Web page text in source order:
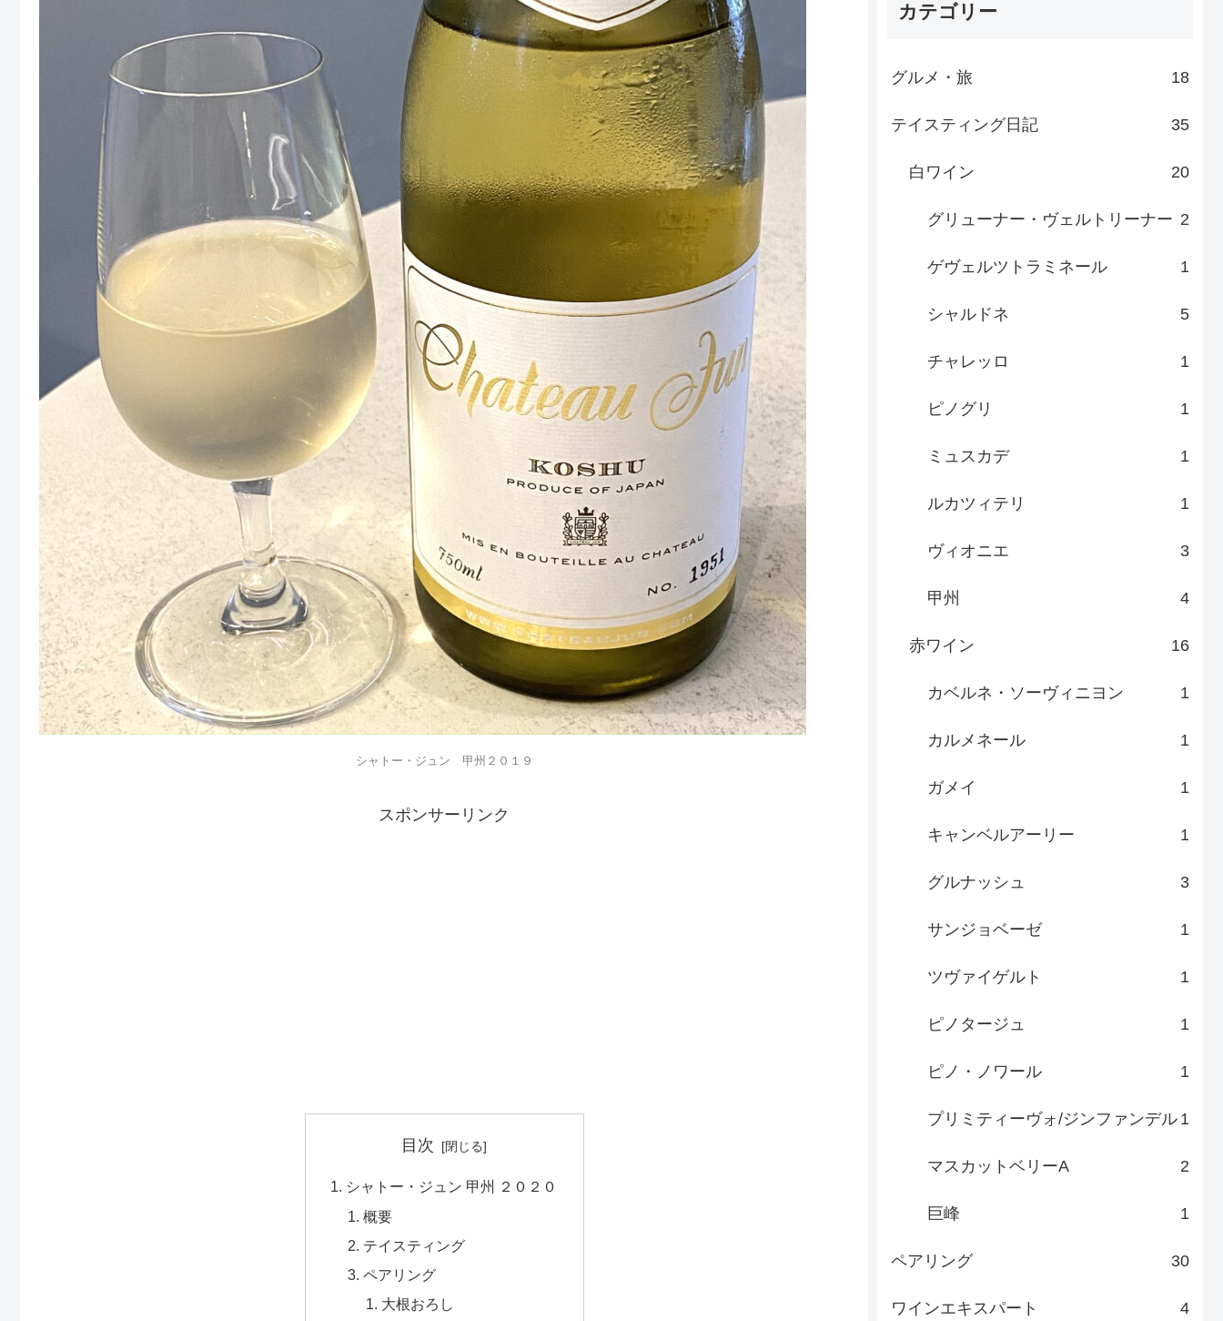
シャトー・ジュン 甲州２０１９
スポンサーリンク
目次
シャトー・ジュン 甲州 ２０２０
概要
テイスティング
ペアリング
大根おろし
カテゴリー
グルメ・旅 18
テイスティング日記 35
白ワイン 20
グリューナー・ヴェルトリーナー 2
ゲヴェルツトラミネール 1
シャルドネ 5
チャレッロ 1
ピノグリ 1
ミュスカデ 1
ルカツィテリ 1
ヴィオニエ 3
甲州 4
赤ワイン 16
カベルネ・ソーヴィニヨン 1
カルメネール 1
ガメイ 1
キャンベルアーリー 1
グルナッシュ 3
サンジョベーゼ 1
ツヴァイゲルト 1
ピノタージュ 1
ピノ・ノワール 1
プリミティーヴォ/ジンファンデル 1
マスカットベリーA 2
巨峰 1
ペアリング 30
ワインエキスパート 4